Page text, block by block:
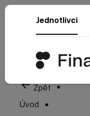
Jednotlivci
arrow_back Zpět
Úvod